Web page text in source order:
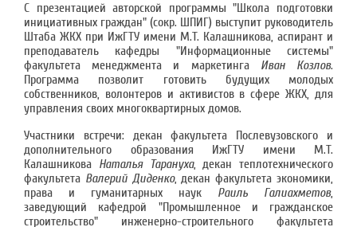
С презентацией авторской программы "Школа подготовки
инициативных граждан" (сокр. ШПИГ) выступит руководитель
Штаба ЖКХ при ИжГТУ имени М.Т. Калашникова, аспирант и
преподаватель кафедры "Информационные системы"
факультета менеджмента и маркетинга Иван Козлов.
Программа позволит готовить будущих молодых
собственников, волонтеров и активистов в сфере ЖКХ, для
управления своих многоквартирных домов.
Участники встречи: декан факультета Послевузовского и
дополнительного образования ИжГТУ имени М.Т.
Калашникова Наталья Тарануха, декан теплотехнического
факультета Валерий Диденко, декан факультета экономики,
права и гуманитарных наук Раиль Галиахметов,
заведующий кафедрой "Промышленное и гражданское
строительство" инженерно-строительного факультета